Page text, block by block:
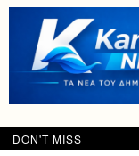
DON'T MISS